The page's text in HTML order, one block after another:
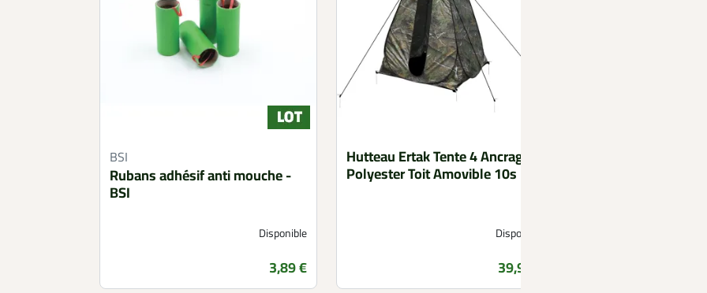
BSI
Rubans adhésif anti mouche -
BSI
Disponible
Prix
3,89 €
Hutteau Ertak Tente 4 Ancrages
Polyester Toit Amovible 10s
Disponible
Prix
39,99 €